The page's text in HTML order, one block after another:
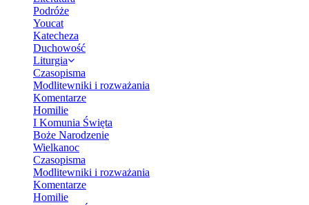
Podróże
Youcat
Katecheza
Duchowość
Liturgia
Czasopisma
Modlitewniki i rozważania
Komentarze
Homilie
I Komunia Święta
Boże Narodzenie
Wielkanoc
Czasopisma
Modlitewniki i rozważania
Komentarze
Homilie